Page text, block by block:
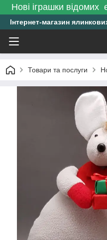
Нові іграшки відомих
Інтернет-магазин
Товари та послуги